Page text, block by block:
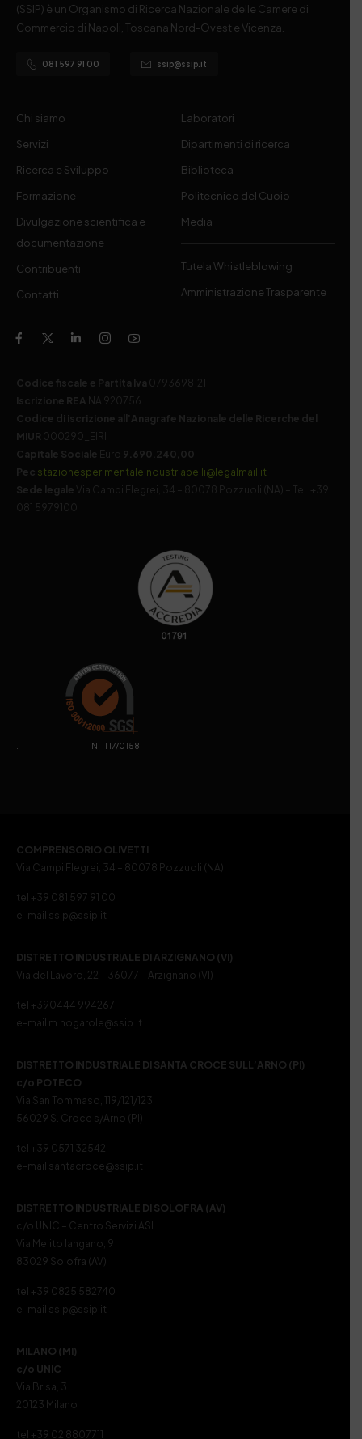
(SSIP) è un Organismo di Ricerca Nazionale delle Camere di
Commercio di Napoli, Toscana Nord-Ovest e Vicenza.
081 597 91 00 ssip@ssip.it
Chi siamo
Servizi
Ricerca e Sviluppo
Formazione
Divulgazione scientifica e
documentazione
Contribuenti
Contatti
Laboratori
Dipartimenti di ricerca
Biblioteca
Politecnico del Cuoio
Media
Tutela Whistleblowing
Amministrazione Trasparente
Codice fiscale e Partita Iva 07936981211
Iscrizione REA NA 920756
Codice di iscrizione all’Anagrafe Nazionale delle Ricerche del
MIUR 000290_EIRI
Capitale Sociale Euro 9.690.240,00
Pec stazionesperimentaleindustriapelli@legalmail.it
Sede legale
Via Campi Flegrei, 34 – 80078 Pozzuoli (NA) – Tel. +39
081 5979100
. N. IT17/0158
COMPRENSORIO OLIVETTI
Via Campi Flegrei, 34 – 80078 Pozzuoli (NA)
tel +39 081 597 91 00
e-mail ssip@ssip.it
DISTRETTO INDUSTRIALE DI ARZIGNANO (VI)
Via del Lavoro, 22 – 36077 – Arzignano (VI)
tel +390444 994267
e-mail m.nogarole@ssip.it
DISTRETTO INDUSTRIALE DI SANTA CROCE SULL’ARNO (PI)
c/o POTECO
Via San Tommaso, 119/121/123
56029 S. Croce s/Arno (PI)
tel +39 0571 32542
e-mail santacroce@ssip.it
DISTRETTO INDUSTRIALE DI SOLOFRA (AV)
c/o UNIC – Centro Servizi ASI
Via Melito Iangano, 9
83029 Solofra (AV)
tel +39 0825 582740
e-mail ssip@ssip.it
MILANO (MI)
c/o UNIC
Via Brisa, 3
20123 Milano
tel +39 02 8807711